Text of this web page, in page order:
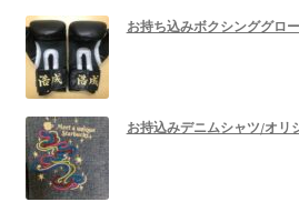
お持ち込みボクシンググロ
お持込みデニムシャツ/オリ